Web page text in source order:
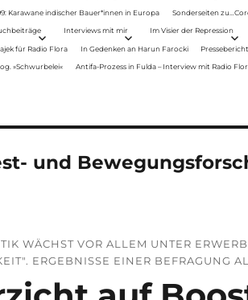
Karawane indischer Bauer*innen in Europa Sonderseiten
Interviews mit mir Im Visier der Repression
für Radio Flora In Gedenken an Harun Farocki
»Schwurbelei« Antifa-Prozess in Fulda – Interview mit Radio
und
WÄCHST VOR ALLEM UNTER
ERGEBNISSE EINER BEFRAGUNG